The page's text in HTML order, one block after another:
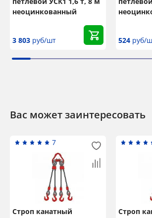
неоцинкованный
3 803 руб/шт 524 руб/
Вас может заинтересовать
7
Строп канатный
Строп